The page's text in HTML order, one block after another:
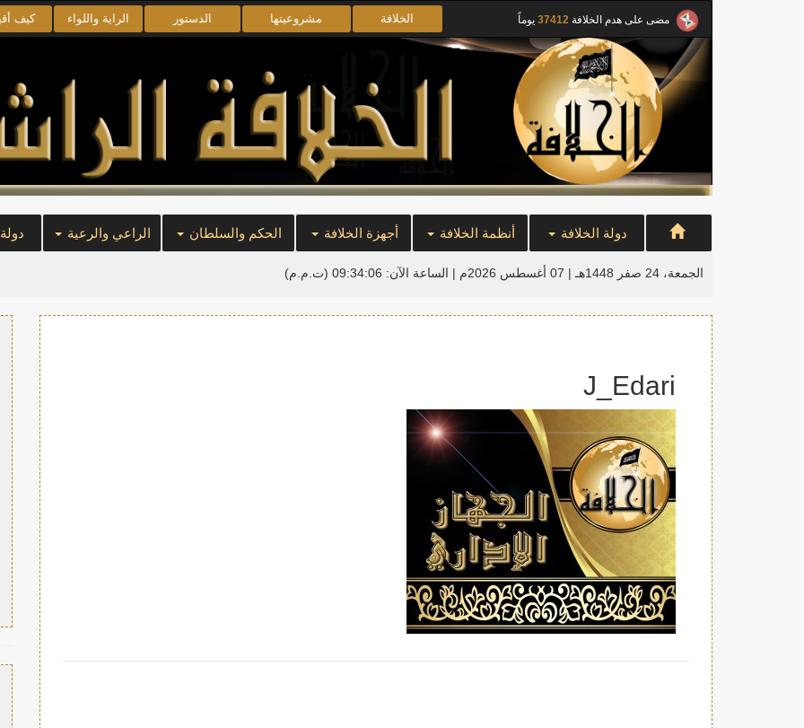
مضى على هدم الخلافة 37412 يوماً الخلافة مشروعيتها الدستور الراية واللواء كيف
دولة الخلافة أنظمة الخلافة أجهزة الخلافة الحكم والسلطان الراعي والرعية
الجمعة، 24 صفر 1448هـ | 07 أغسطس 2026م | الساعة الآن: 09:34:07 (ت.م.م)
J_Edari